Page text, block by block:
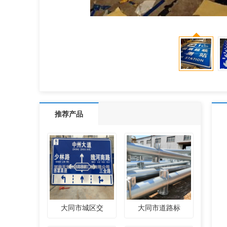
推荐产品
大同市城区交 大同市道路标